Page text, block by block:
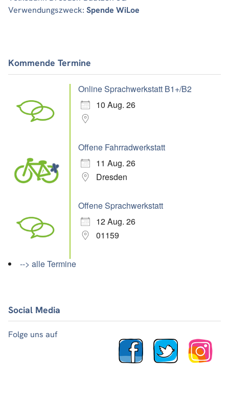
Verwendungszweck: Spende WiLoe
Kommende Termine
Online Sprachwerkstatt B1+/B2
10 Aug. 26
Offene Fahrradwerkstatt
11 Aug. 26
Dresden
Offene Sprachwerkstatt
12 Aug. 26
01159
--> alle Termine
Social Media
Folge uns auf